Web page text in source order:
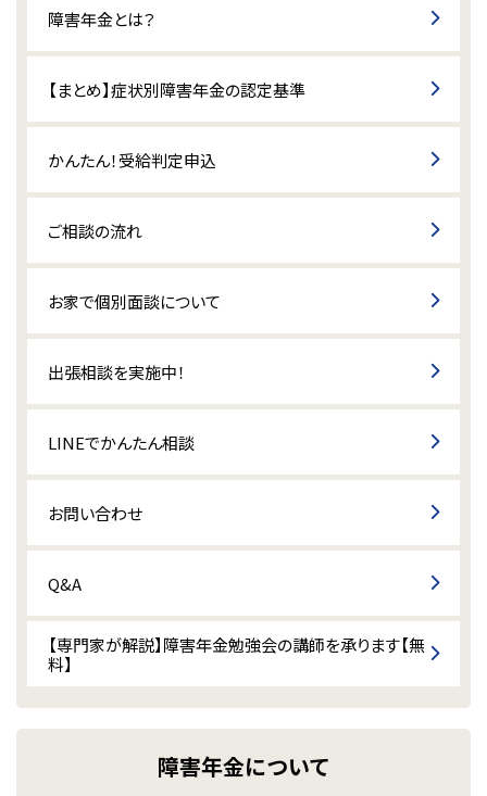
障害年金とは？
【まとめ】症状別障害年金の認定基準
かんたん！受給判定申込
ご相談の流れ
お家で個別面談について
出張相談を実施中！
LINEでかんたん相談
お問い合わせ
Q&A
【専門家が解説】障害年金勉強会の講師を承ります【無
料】
障害年金について